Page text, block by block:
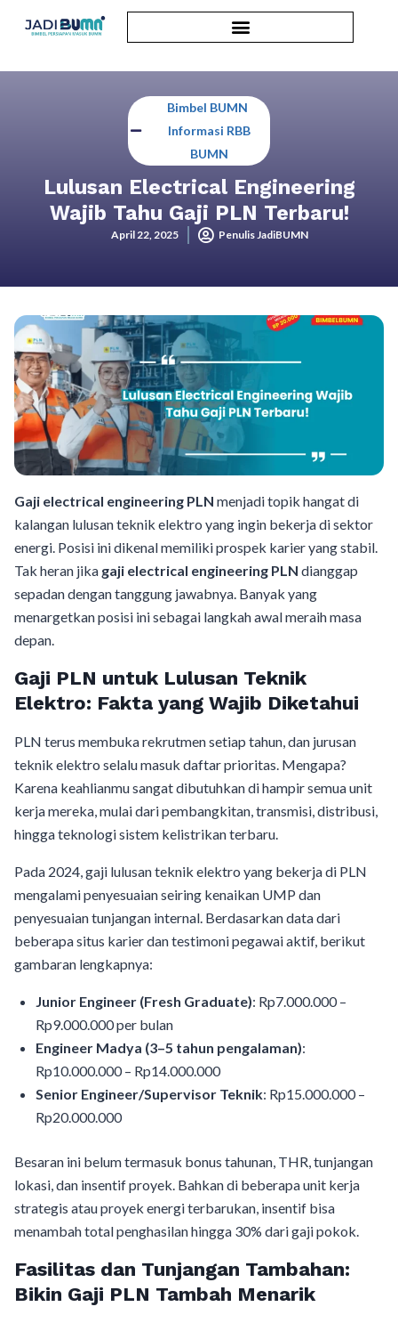
Bimbel BUMN
Informasi RBB
BUMN
Lulusan Electrical Engineering
Wajib Tahu Gaji PLN Terbaru!
April 22, 2025 Penulis JadiBUMN
Gaji electrical engineering PLN menjadi topik hangat di
kalangan lulusan teknik elektro yang ingin bekerja di sektor
energi. Posisi ini dikenal memiliki prospek karier yang stabil.
Tak heran jika gaji electrical engineering PLN dianggap
sepadan dengan tanggung jawabnya. Banyak yang
menargetkan posisi ini sebagai langkah awal meraih masa
depan.
Gaji PLN untuk Lulusan Teknik
Elektro: Fakta yang Wajib Diketahui
PLN terus membuka rekrutmen setiap tahun, dan jurusan
teknik elektro selalu masuk daftar prioritas. Mengapa?
Karena keahlianmu sangat dibutuhkan di hampir semua unit
kerja mereka, mulai dari pembangkitan, transmisi, distribusi,
hingga teknologi sistem kelistrikan terbaru.
Pada 2024, gaji lulusan teknik elektro yang bekerja di PLN
mengalami penyesuaian seiring kenaikan UMP dan
penyesuaian tunjangan internal. Berdasarkan data dari
beberapa situs karier dan testimoni pegawai aktif, berikut
gambaran lengkapnya:
Junior Engineer (Fresh Graduate): Rp7.000.000 –
Rp9.000.000 per bulan
Engineer Madya (3–5 tahun pengalaman):
Rp10.000.000 – Rp14.000.000
Senior Engineer/Supervisor Teknik: Rp15.000.000 –
Rp20.000.000
Besaran ini belum termasuk bonus tahunan, THR, tunjangan
lokasi, dan insentif proyek. Bahkan di beberapa unit kerja
strategis atau proyek energi terbarukan, insentif bisa
menambah total penghasilan hingga 30% dari gaji pokok.
Fasilitas dan Tunjangan Tambahan:
Bikin Gaji PLN Tambah Menarik